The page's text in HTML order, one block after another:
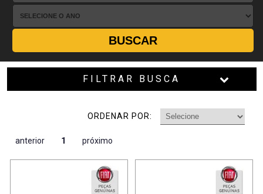
BUSCAR
FILTRAR BUSCA
ORDENAR POR:
anterior 1 próximo